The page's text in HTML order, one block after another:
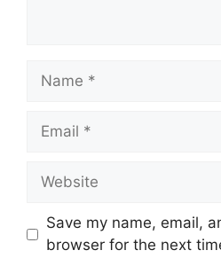
Name
Email
Website
Save my name, email,
browser for the next